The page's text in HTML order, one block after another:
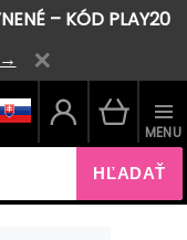
– KÓD PLAY20
HĽADAŤ
MENU